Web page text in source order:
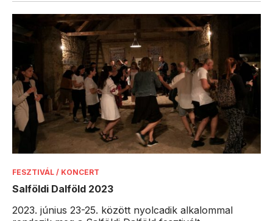
FESZTIVÁL / KONCERT
Salföldi Dalföld 2023
2023. június 23-25. között nyolcadik alkalommal